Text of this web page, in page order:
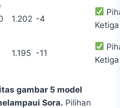
1.202 -4
Ketiga
1.195 -11
Ketiga
gambar 5 model
Sora. Pilihan